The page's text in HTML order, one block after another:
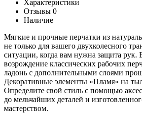
Характеристики
Отзывы 0
Наличие
Мягкие и прочные перчатки из
не только для вашего двухколесного
ситуации, когда вам нужна защита рук.
возрождение классических рабочих
ладонь с дополнительными слоями
Декоративные элементы «Пламя» на
Определите свой стиль с помощью
до мельчайших деталей и
мастерством.